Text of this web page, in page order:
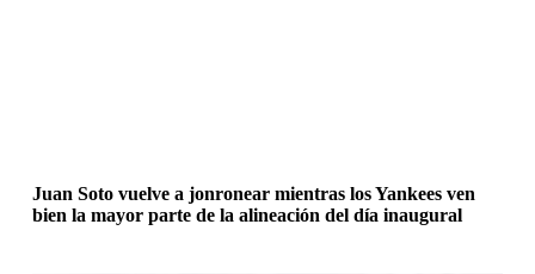
Juan Soto vuelve a jonronear mientras los Yankees ven
bien la mayor parte de la alineación del día inaugural